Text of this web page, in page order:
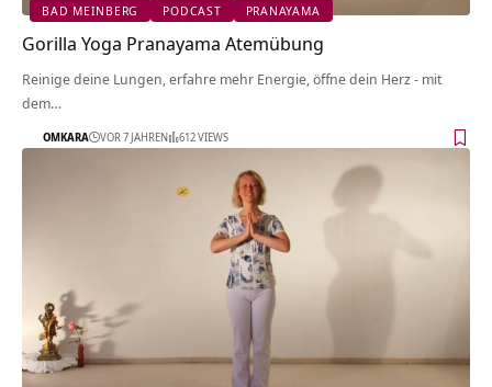
BAD MEINBERG PODCAST PRANAYAMA
Gorilla Yoga Pranayama Atemübung
Reinige deine Lungen, erfahre mehr Energie, öffne dein Herz - mit
dem…
OMKARA VOR 7 JAHREN 612 VIEWS